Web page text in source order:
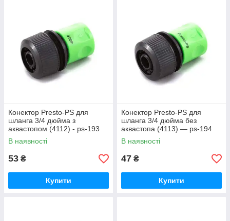
Конектор Presto-PS для
шланга 3/4 дюйма з
аквастопом (4112) - ps-193
В наявності
53 ₴
Купити
Конектор Presto-PS для
шланга 3/4 дюйма без
аквастопа (4113) — ps-194
В наявності
47 ₴
Купити